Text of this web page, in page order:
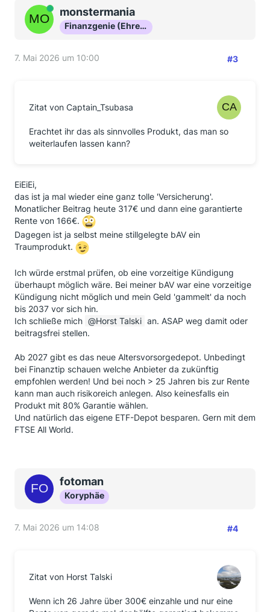
Onlinemonstermania
Finanzgenie (Ehrenmitglied)
7. Mai 2026 um 10:00 #3
Zitat von Captain_Tsubasa
Erachtet ihr das als sinnvolles Produkt, das man so
weiterlaufen lassen kann?
EiEiEi,
das ist ja mal wieder eine ganz tolle 'Versicherung'.
Monatlicher Beitrag heute 317€ und dann eine garantierte
Rente von 166€.
Dagegen ist ja selbst meine stillgelegte bAV ein
Traumprodukt.
Ich würde erstmal prüfen, ob eine vorzeitige Kündigung
überhaupt möglich wäre. Bei meiner bAV war eine vorzeitige
Kündigung nicht möglich und mein Geld 'gammelt' da noch
bis 2037 vor sich hin.
Ich schließe mich
Horst Talski an. ASAP weg damit oder
beitragsfrei stellen.
Ab 2027 gibt es das neue Altersvorsorgedepot. Unbedingt
bei Finanztip schauen welche Anbieter da zukünftig
empfohlen werden! Und bei noch > 25 Jahren bis zur Rente
kann man auch risikoreich anlegen. Also keinesfalls ein
Produkt mit 80% Garantie wählen.
Und natürlich das eigene ETF-Depot besparen. Gern mit dem
FTSE All World.
fotoman
Koryphäe
7. Mai 2026 um 14:08 #4
Zitat von Horst Talski
Wenn ich 26 Jahre über 300€ einzahle und nur eine